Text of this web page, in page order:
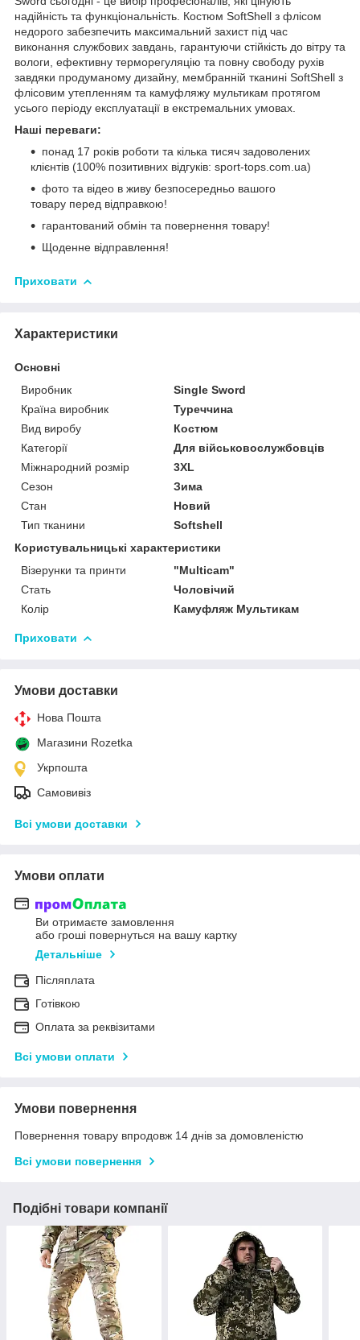
надійність та функціональність. Костюм SoftShell з флісом
недорого забезпечить максимальний захист під час
виконання службових завдань, гарантуючи стійкість до вітру та
вологи, ефективну терморегуляцію та повну свободу рухів
завдяки продуманому дизайну, мембранній тканині SoftShell з
флісовим утепленням та камуфляжу мультикам протягом
усього періоду експлуатації в екстремальних умовах.
Наші переваги:
понад 17 років роботи та кілька тисяч задоволених
клієнтів (100% позитивних відгуків: sport-tops.com.ua)
фото та відео в живу безпосередньо вашого
товару перед відправкою!
гарантований обмін та повернення товару!
Щоденне відправлення!
Приховати
Характеристики
Основні
Виробник
Single Sword
Країна виробник
Туреччина
Вид виробу
Костюм
Категорії
Для військовослужбовців
Міжнародний розмір
3XL
Сезон
Зима
Стан
Новий
Тип тканини
Softshell
Користувальницькі характеристики
Візерунки та принти
"Multicam"
Стать
Чоловічий
Колір
Камуфляж Мультикам
Приховати
Умови доставки
Нова Пошта
Магазини Rozetka
Укрпошта
Самовивіз
Всі умови доставки
Умови оплати
Ви отримаєте замовлення
або гроші повернуться на вашу картку
Детальніше
Післяплата
Готівкою
Оплата за реквізитами
Всі умови оплати
Умови повернення
Повернення товару впродовж 14 днів за домовленістю
Всі умови повернення
Подібні товари компанії